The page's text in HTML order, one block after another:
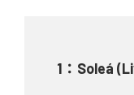
1 ： Soleá